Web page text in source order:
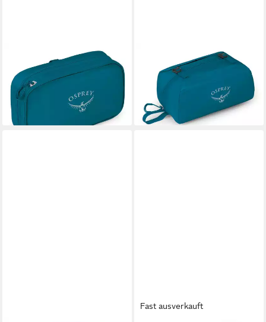
Kulturbeutel
45,12 €
lieferbar - in 2-3 Werktagen bei dir
Kulturbeutel Ultralight
31,96 €
lieferbar - in 2-3 Werktagen bei dir
Fast ausverkauft